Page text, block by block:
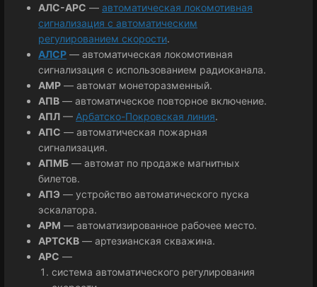
АЛС-АРС — автоматическая локомотивная
сигнализация с автоматическим
регулированием скорости.
АЛСР — автоматическая локомотивная
сигнализация с использованием радиоканала.
АМР — автомат монеторазменный.
АПВ — автоматическое повторное включение.
АПЛ — Арбатско-Покровская линия.
АПС — автоматическая пожарная
сигнализация.
АПМБ — автомат по продаже магнитных
билетов.
АПЭ — устройство автоматического пуска
эскалатора.
АРМ — автоматизированное рабочее место.
АРТСКВ — артезианская скважина.
АРС —
система автоматического регулирования